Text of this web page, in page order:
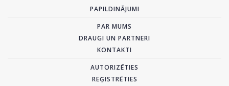
PAPILDINĀJUMI
PAR MUMS
DRAUGI UN PARTNERI
KONTAKTI
AUTORIZĒTIES
REĢISTRĒTIES